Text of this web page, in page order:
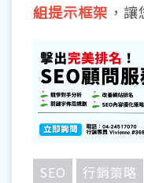
組提示框架 ，
SEO 行銷策略